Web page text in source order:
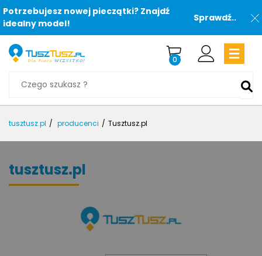
Potrzebujesz nowej pieczątki? Znajdź
idealny model!
Sprawdź..
0
tusztusz.pl producenci Tusztusz.pl
tusztusz.pl